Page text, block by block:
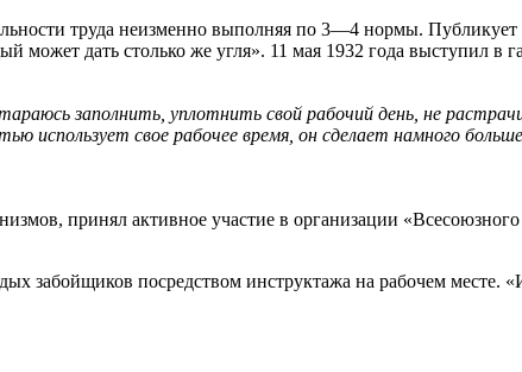
труда неизменно выполняя по 3—4 нормы. Публикует
дать столько же угля». 11 мая 1932 года выступил в
заполнить, уплотнить свой рабочий день, не
использует свое рабочее время, он сделает намного
принял активное участие в организации «Всесоюзного
забойщиков посредством инструктажа на рабочем месте.